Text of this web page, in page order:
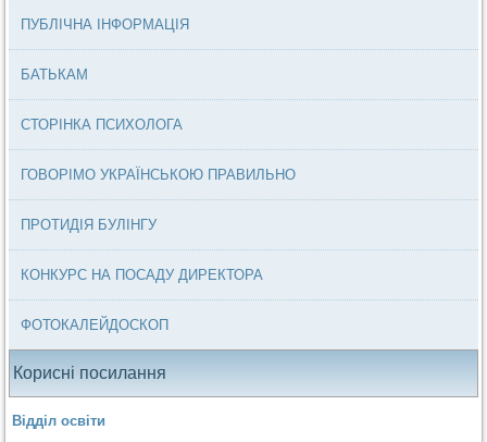
ПУБЛІЧНА ІНФОРМАЦІЯ
БАТЬКАМ
СТОРІНКА ПСИХОЛОГА
ГОВОРІМО УКРАЇНСЬКОЮ ПРАВИЛЬНО
ПРОТИДІЯ БУЛІНГУ
КОНКУРС НА ПОСАДУ ДИРЕКТОРА
ФОТОКАЛЕЙДОСКОП
Корисні посилання
Відділ освіти